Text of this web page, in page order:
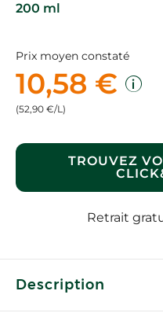
200 ml
Prix moyen constaté
10,58 €
(52,90 €/L)
TROUVEZ
Retrait
Description